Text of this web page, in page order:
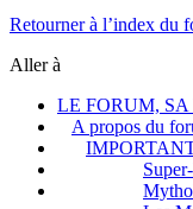
Retourner à l’index du
Aller à
LE FORUM, SA
A propos du